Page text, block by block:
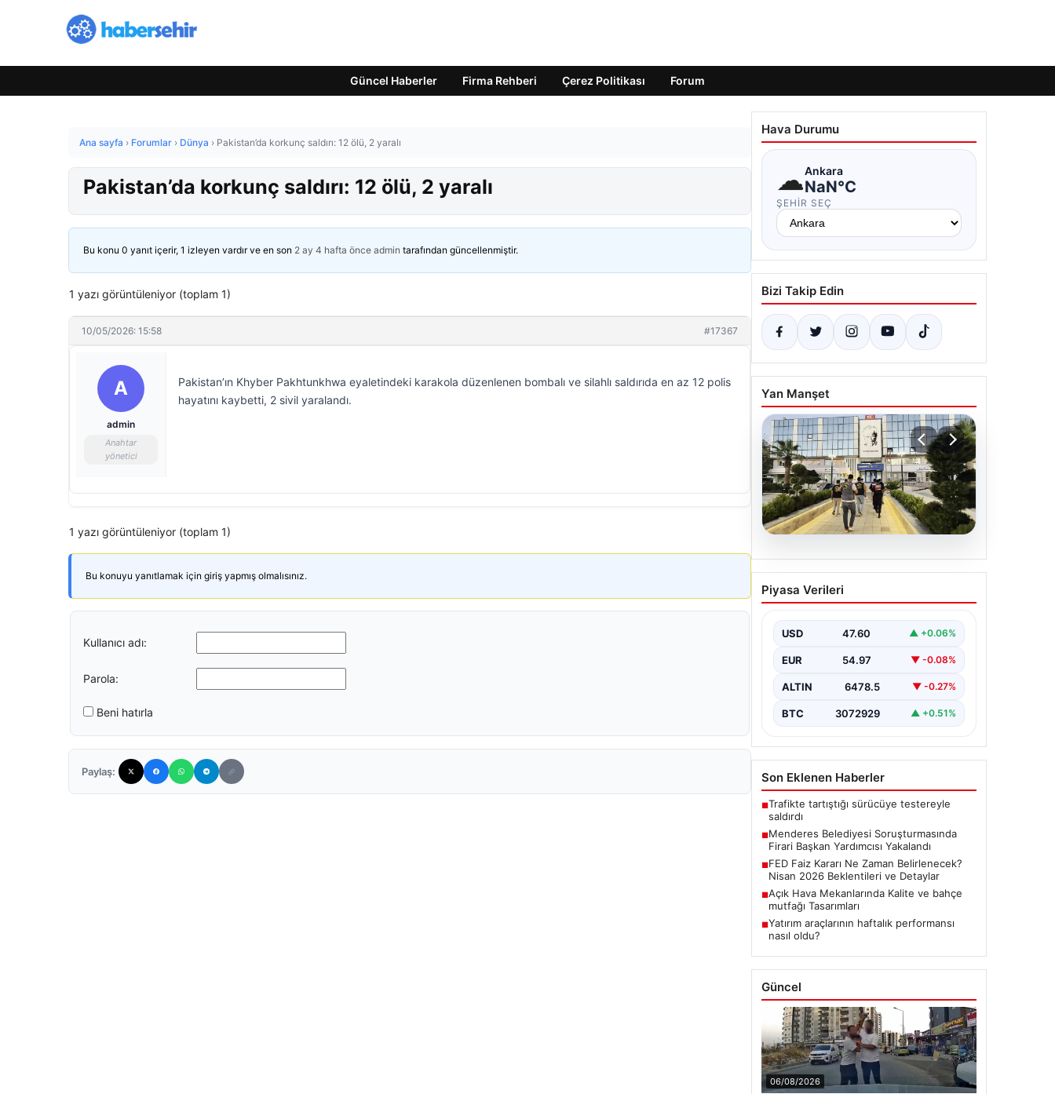
Güncel Haberler Firma Rehberi Çerez Politikası Forum
Ana sayfa › Forumlar › Dünya › Pakistan’da korkunç saldırı: 12 ölü, 2 yaralı
Pakistan’da korkunç saldırı: 12 ölü, 2 yaralı
Bu konu 0 yanıt içerir, 1 izleyen vardır ve en son 2 ay 4 hafta önce admin tarafından güncellenmiştir.
1 yazı görüntüleniyor (toplam 1)
10/05/2026: 15:58 #17367
A
admin
Anahtar
yönetici
Pakistan’ın Khyber Pakhtunkhwa eyaletindeki karakola düzenlenen bombalı ve silahlı saldırıda en az 12 polis
hayatını kaybetti, 2 sivil yaralandı.
1 yazı görüntüleniyor (toplam 1)
Bu konuyu yanıtlamak için giriş yapmış olmalısınız.
Kullanıcı adı:
Parola:
Beni hatırla
Paylaş:
Hava Durumu
☁Ankara
NaN°C
ŞEHIR SEÇ
Bizi Takip Edin
Yan Manşet
Menderes Belediyesi
Soruşturmasında Firari
Yakalandı
İzmir'in Menderes ilçesinde
yürütülen geniş çaplı bir soruşturma
Yardımcısı Rüzgar Sönmez,…
Piyasa Verileri
USD 47.60 ▲ +0.06%
EUR 54.97 ▼ -0.08%
ALTIN 6478.5 ▼ -0.27%
BTC 3072929 ▲ +0.51%
Son Eklenen Haberler
■Trafikte tartıştığı sürücüye testereyle
saldırdı
■Menderes Belediyesi Soruşturmasında
Firari Başkan Yardımcısı Yakalandı
■FED Faiz Kararı Ne Zaman Belirlenecek?
Nisan 2026 Beklentileri ve Detaylar
■Açık Hava Mekanlarında Kalite ve bahçe
mutfağı Tasarımları
■Yatırım araçlarının haftalık performansı
nasıl oldu?
Güncel
06/08/2026